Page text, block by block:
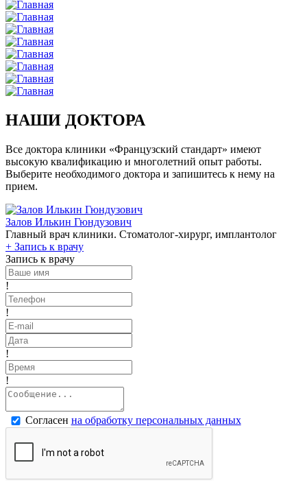
НАШИ ДОКТОРА
Все доктора клиники «Французский стандарт» имеют
высокую квалификацию и многолетний опыт работы.
Выберите необходимого доктора и запишитесь к нему на
прием.
Залов Илькин Гюндузович
Главный врач клиники. Стоматолог-хирург, имплантолог
+ Запись к врачу
Запись к врачу
!
!
!
!
Согласен на обработку персональных данных